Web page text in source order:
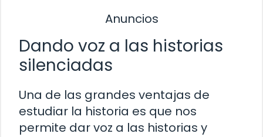
Anuncios
Dando voz a las historias
silenciadas
Una de las grandes ventajas de
estudiar la historia es que nos
permite dar voz a las historias y